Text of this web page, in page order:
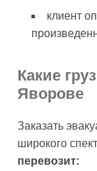
клиент
Какие
Яворове
Заказать
широкого
перевозит: